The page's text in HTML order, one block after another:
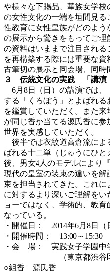
や様々な下賜品、華族女学
の女性文化の一端を垣間見
性教育に女性皇族がどのよう
の展示から驚きをもってご理
の資料はいままで注目される
を再構築する際には重要な資
古筆切の展示と同会場、同時
３ 伝統文化の実践 「講演
6月8日（日）の講演では、
する「くろぼう」とよばれ
を鑑賞していただく。また
が同じ香か当てる源氏香に
世界を実感していただく。
後半では衣紋道高倉流によ
ばれる十二単（じゅうにひ
後、男女4人のモデルにより
現代の皇室の装束の違いを
束を担当されてきた。これ
に対するより深いご理解を
ョーではなく、学術的、教
なっている。
・開催日： 2014年6月8日
・開催時間： 13:00～15:30
・会 場： 実践女子学園
（東京都渋谷区東
○組香 源氏香